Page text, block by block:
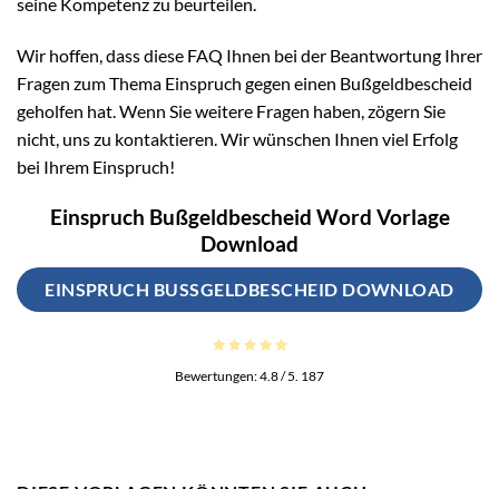
Wir hoffen, dass diese FAQ Ihnen bei der Beantwortung Ihrer
Fragen zum Thema Einspruch gegen einen Bußgeldbescheid
geholfen hat. Wenn Sie weitere Fragen haben, zögern Sie
nicht, uns zu kontaktieren. Wir wünschen Ihnen viel Erfolg
bei Ihrem Einspruch!
Einspruch Bußgeldbescheid Word Vorlage
Download
EINSPRUCH BUSSGELDBESCHEID DOWNLOAD
Bewertungen:4.8/ 5. 187